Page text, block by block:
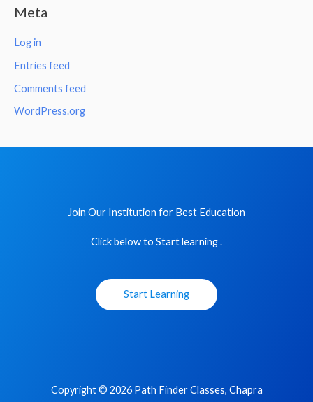
Meta
Log in
Entries feed
Comments feed
WordPress.org
Join Our Institution for Best Education
Click below to Start learning .
Start Learning
Copyright © 2026 Path Finder Classes, Chapra